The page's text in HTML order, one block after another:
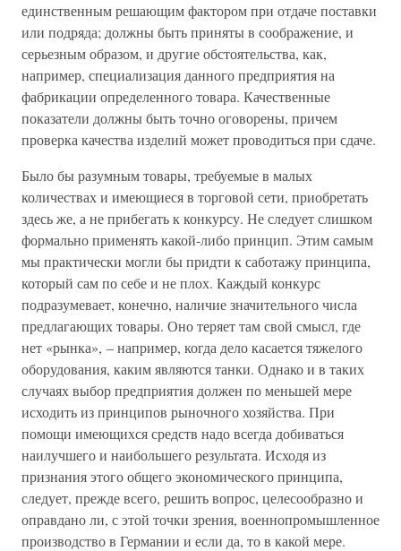
единственным решающим фактором при отдаче поставки
или подряда; должны быть приняты в соображение, и
серьезным образом, и другие обстоятельства, как,
например, специализация данного предприятия на
фабрикации определенного товара. Качественные
показатели должны быть точно оговорены, причем
проверка качества изделий может проводиться при сдаче.
Было бы разумным товары, требуемые в малых
количествах и имеющиеся в торговой сети, приобретать
здесь же, а не прибегать к конкурсу. Не следует слишком
формально применять какой-либо принцип. Этим самым
мы практически могли бы придти к саботажу принципа,
который сам по себе и не плох. Каждый конкурс
подразумевает, конечно, наличие значительного числа
предлагающих товары. Оно теряет там свой смысл, где
нет «рынка», – например, когда дело касается тяжелого
оборудования, каким являются танки. Однако и в таких
случаях выбор предприятия должен по меньшей мере
исходить из принципов рыночного хозяйства. При
помощи имеющихся средств надо всегда добиваться
наилучшего и наибольшего результата. Исходя из
признания этого общего экономического принципа,
следует, прежде всего, решить вопрос, целесообразно и
оправдано ли, с этой точки зрения, военнопромышленное
производство в Германии и если да, то в какой мере.